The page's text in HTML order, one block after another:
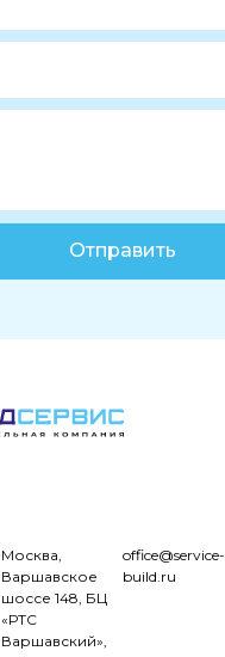
Отправить
Москва,
Варшавское
шоссе 148, БЦ
«РТС
Варшавский»,
office@service-
build.ru